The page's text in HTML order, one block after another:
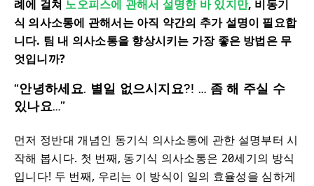
례에 걸쳐 노오피스에 관해서 설명한 바 있지만, 비동기
식 의사소통에 관해서는 아직 약간의 추가 설명이 필요합
니다. 팀 내 의사소통을 향상시키는 가장 좋은 방법은 무
엇입니까?
“안녕하세요. 별일 없으시지요?! … 좀 해 주실 수
있나요…”
먼저 정반대 개념인 동기식 의사소통에 관한 설명부터 시
작해 봅시다. 첫 번째, 동기식 의사소통은 20세기의 방식
입니다! 두 번째, 우리는 이 방식이 일의 효율성을 심하게